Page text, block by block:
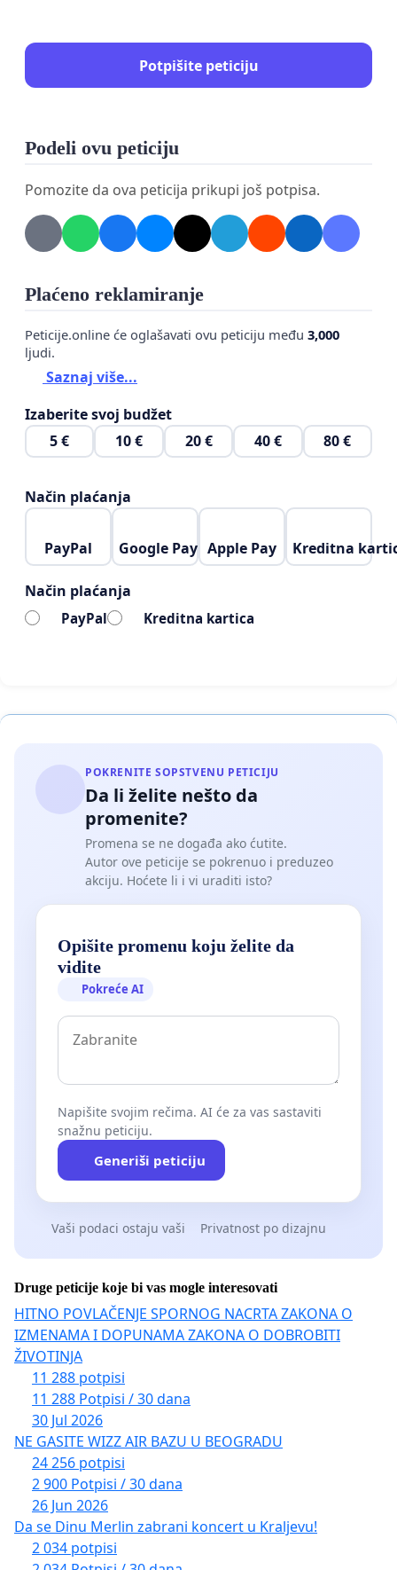
Potpišite peticiju
Podeli ovu peticiju
Pomozite da ova peticija prikupi još potpisa.
Plaćeno reklamiranje
Peticije.online će oglašavati ovu peticiju među 3,000
ljudi.
Saznaj više...
Izaberite svoj budžet
5 €
10 € 20 € 40 € 80 €
Način plaćanja
PayPal Google Pay Apple Pay Kreditna
Način plaćanja
PayPal Kreditna kartica
POKRENITE SOPSTVENU PETICIJU
Da li želite nešto da
promenite?
Promena se ne događa ako ćutite.
Autor ove peticije se pokrenuo i preduzeo
akciju. Hoćete li i vi uraditi isto?
Opišite promenu koju želite da
vidite
Pokreće AI
Napišite svojim rečima. AI će za vas sastaviti
snažnu peticiju.
Generiši peticiju
Vaši podaci ostaju vaši Privatnost po dizajnu
Druge peticije koje bi vas mogle interesovati
HITNO POVLAČENJE SPORNOG NACRTA ZAKONA O
IZMENAMA I DOPUNAMA ZAKONA O DOBROBITI
ŽIVOTINJA
11 288 potpisi
11 288 Potpisi / 30 dana
30 Jul 2026
NE GASITE WIZZ AIR BAZU U BEOGRADU
24 256 potpisi
2 900 Potpisi / 30 dana
26 Jun 2026
Da se Dinu Merlin zabrani koncert u Kraljevu!
2 034 potpisi